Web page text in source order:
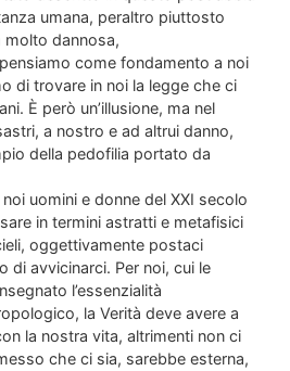
umana, peraltro piuttosto
molto dannosa,
come fondamento a noi
di trovare in noi la legge che ci
È però un’illusione, ma nel
a nostro e ad altrui danno,
della pedofilia portato da
uomini e donne del XXI secolo
in termini astratti e metafisici
oggettivamente postaci
di avvicinarci. Per noi, cui le
l’essenzialità
la Verità deve avere a
la nostra vita, altrimenti non ci
che ci sia, sarebbe esterna,